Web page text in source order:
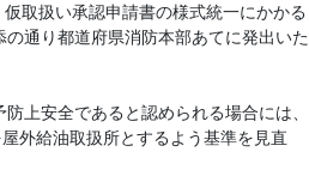
取扱い承認申請書の様式統一にかかる
通り都道府県消防本部あてに発出いた
上安全であると認められる場合には、
外給油取扱所とするよう基準を見直